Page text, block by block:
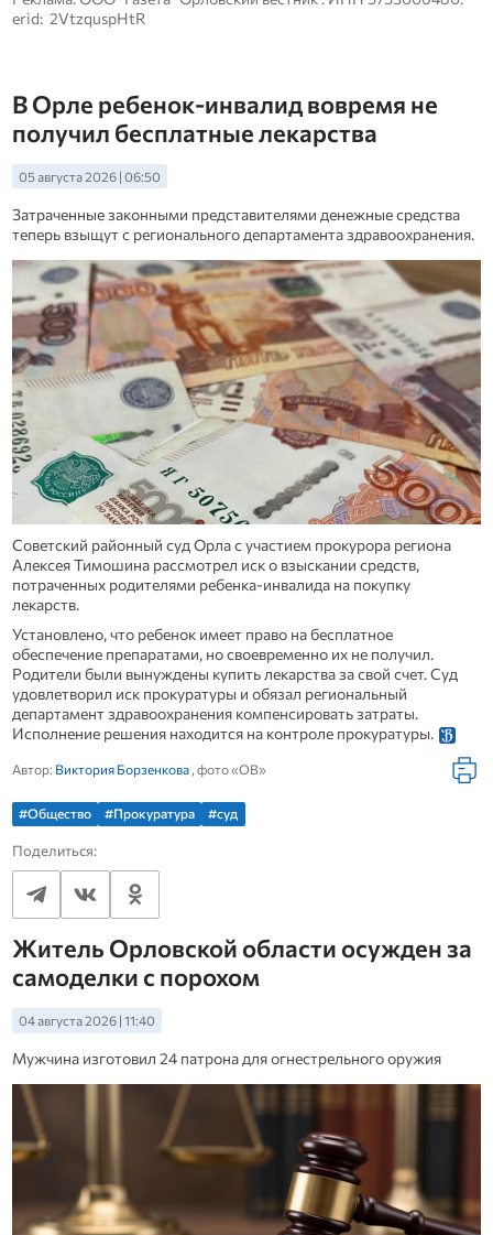
erid: 2VtzquspHtR
В Орле ребенок-инвалид вовремя не
получил бесплатные лекарства
05 августа 2026 | 06:50
Затраченные законными представителями денежные средства
теперь взыщут с регионального департамента здравоохранения.
Советский районный суд Орла с участием прокурора региона
Алексея Тимошина рассмотрел иск о взыскании средств,
потраченных родителями ребенка-инвалида на покупку
лекарств.
Установлено, что ребенок имеет право на бесплатное
обеспечение препаратами, но своевременно их не получил.
Родители были вынуждены купить лекарства за свой счет. Суд
удовлетворил иск прокуратуры и обязал региональный
департамент здравоохранения компенсировать затраты.
Исполнение решения находится на контроле прокуратуры.
Автор: Виктория Борзенкова, фото «ОВ»
#Общество #Прокуратура #суд
Поделиться:
Житель Орловской области осужден за
самоделки с порохом
04 августа 2026 | 11:40
Мужчина изготовил 24 патрона для огнестрельного оружия